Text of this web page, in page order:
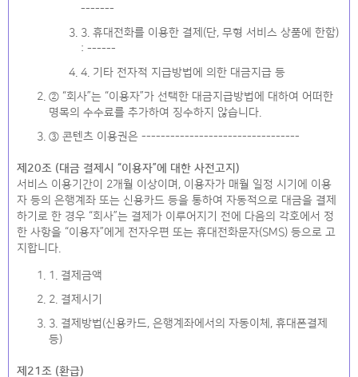
-------
3. 휴대전화를 이용한 결제(단, 무형 서비스 상품에 한함)
: ------
4. 기타 전자적 지급방법에 의한 대금지급 등
② “회사”는 “이용자”가 선택한 대금지급방법에 대하여 어떠한
명목의 수수료를 추가하여 징수하지 않습니다.
③ 콘텐츠 이용권은 ---------------------------------
제20조 (대금 결제시 “이용자”에 대한 사전고지)
서비스 이용기간이 2개월 이상이며, 이용자가 매월 일정 시기에 이용
자 등의 은행계좌 또는 신용카드 등을 통하여 자동적으로 대금을 결제
하기로 한 경우 “회사”는 결제가 이루어지기 전에 다음의 각호에서 정
한 사항을 “이용자”에게 전자우편 또는 휴대전화문자(SMS) 등으로 고
지합니다.
1. 결제금액
2. 결제시기
3. 결제방법(신용카드, 은행계좌에서의 자동이체, 휴대폰결제
등)
제21조 (환급)